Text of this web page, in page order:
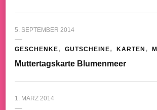
5. SEPTEMBER 2014
GESCHENKE GUTSCHEINE KARTEN
Muttertagskarte Blumenmeer
1. MÄRZ 2014